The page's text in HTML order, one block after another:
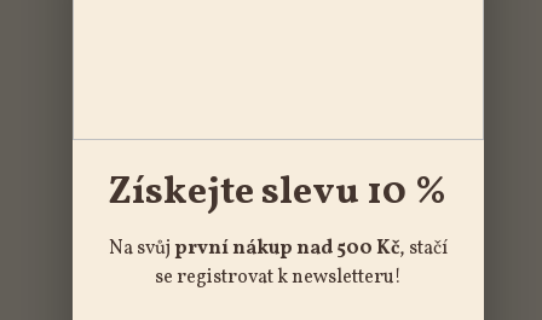
Získejte slevu 10 %
Na svůj první nákup nad 500 Kč, stačí
se registrovat k newsletteru!